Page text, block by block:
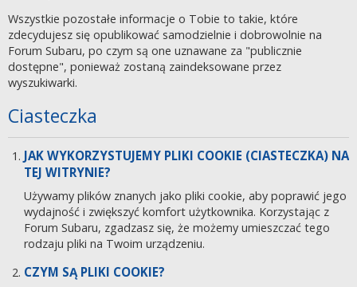
Wszystkie pozostałe informacje o Tobie to takie, które
zdecydujesz się opublikować samodzielnie i dobrowolnie na
Forum Subaru, po czym są one uznawane za "publicznie
dostępne", ponieważ zostaną zaindeksowane przez
wyszukiwarki.
Ciasteczka
JAK WYKORZYSTUJEMY PLIKI COOKIE (CIASTECZKA) NA
TEJ WITRYNIE?
Używamy plików znanych jako pliki cookie, aby poprawić jego
wydajność i zwiększyć komfort użytkownika. Korzystając z
Forum Subaru, zgadzasz się, że możemy umieszczać tego
rodzaju pliki na Twoim urządzeniu.
CZYM SĄ PLIKI COOKIE?